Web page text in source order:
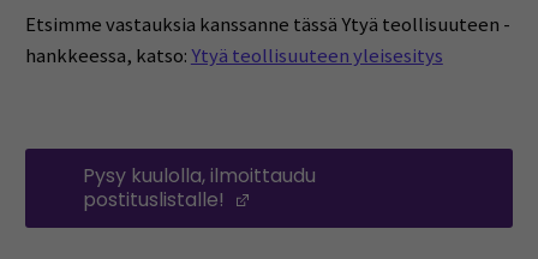
Etsimme vastauksia kanssanne tässä Ytyä teollisuuteen -
hankkeessa, katso:Ytyä teollisuuteen yleisesitys
Pysy kuulolla, ilmoittaudu
postituslistalle!